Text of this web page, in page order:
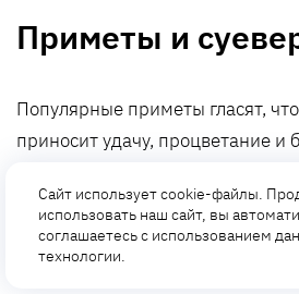
Приметы и
Популярные приметы гласят,
приносит удачу, процветание и
Также существуют суеверия,
растение со способностью
удачу. Горшок с деревом во
Сайт использует cookie-файлы.
использовать наш сайт, вы
соглашаетесь с использованием
технологии.